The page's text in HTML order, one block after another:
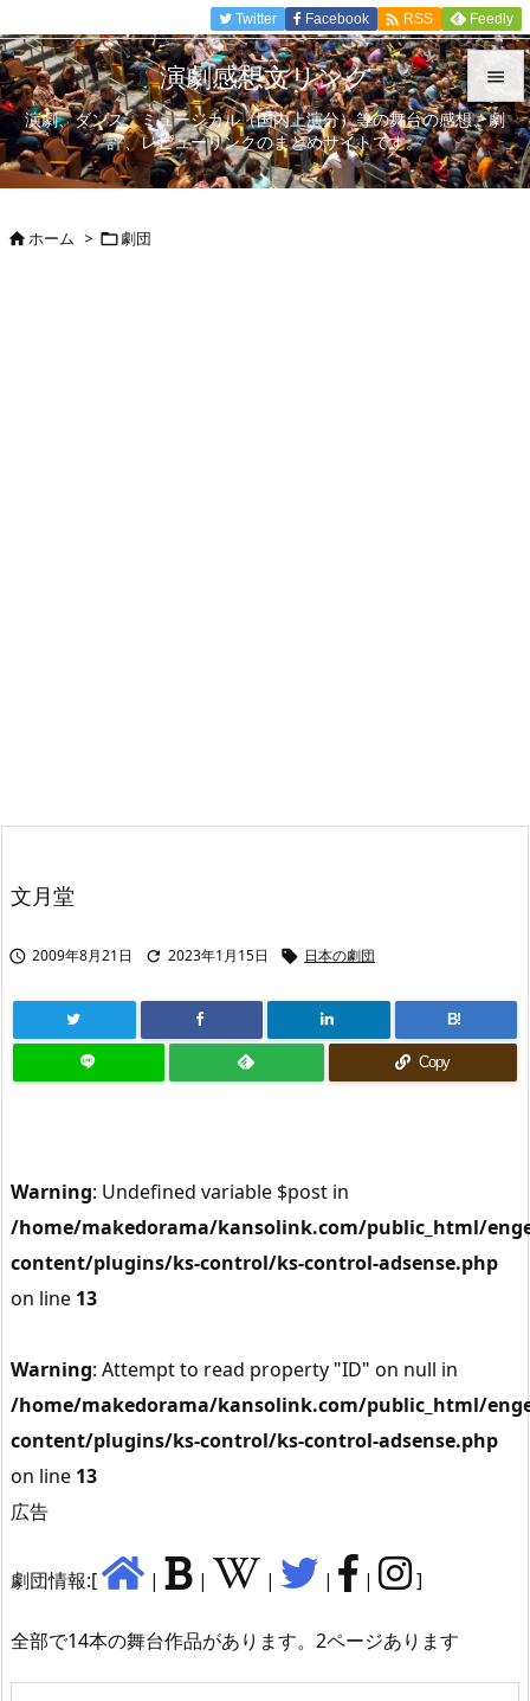


メニュ

Twitter Facebook  RSS Feedly
演劇感想文リンク
演劇、ダンス、ミュージカル（国内上演分）等の舞台の感想、劇
評、レビューリンクのまとめサイトです。
ホーム > 劇団
文月堂
 2009年8月21日  2023年1月15日  日本の劇団
B!
Copy
Warning: Undefined variable $post in
/home/makedorama/kansolink.com/public_html/
content/plugins/ks-control/ks-control-adsense.php
on line 13
Warning: Attempt to read property "ID" on null in
/home/makedorama/kansolink.com/public_html/
content/plugins/ks-control/ks-control-adsense.php
on line 13
広告
劇団情報:[ | | | | | ]
全部で14本の舞台作品があります。2ページあります